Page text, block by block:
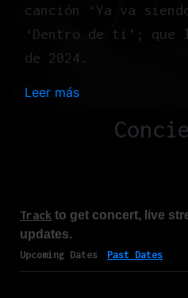
canción ‘Ya va
‘Dentro de ti’; que
de 2024.
Leer más:
Track to get concert, live
updates.
Upcoming Dates Past Dates